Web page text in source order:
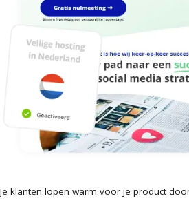
Je klanten lopen warm voor je product